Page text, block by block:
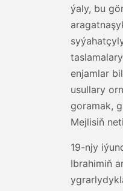
ýaly, bu
enjamlar
usullary
goramak,
Mejlisiň
19-njy
Ibrahimiň